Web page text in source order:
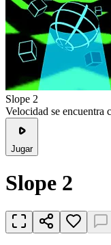
Slope 2
Velocidad se encuentra
Jugar
Slope 2